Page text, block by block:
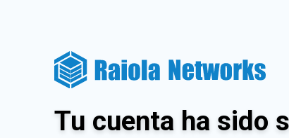
Tu cuenta ha sido